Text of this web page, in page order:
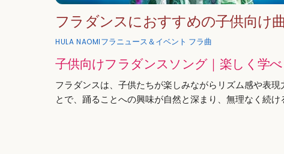
フラダンスにおすすめの子供向け
HULA NAOMIフラニュース＆イベント フラ曲
子供向けフラダンスソング｜楽しく学
フラダンスは、子供たちが楽しみながらリズム感や表
とで、踊ることへの興味が自然と深まり、無理なく続け